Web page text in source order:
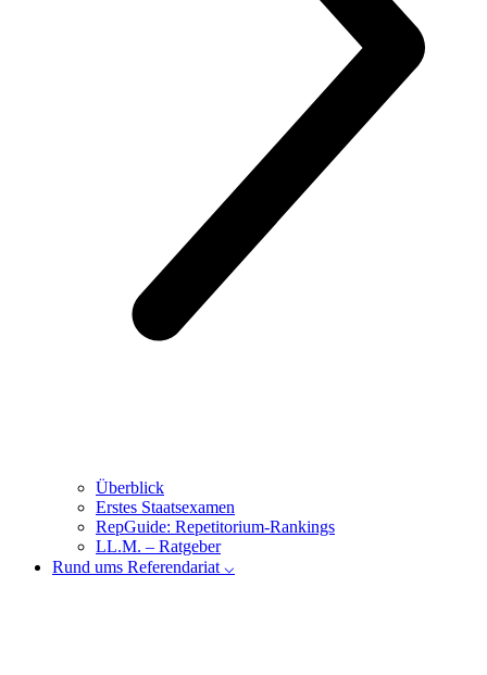
Überblick
Erstes Staatsexamen
RepGuide: Repetitorium-Rankings
LL.M. – Ratgeber
Rund ums Referendariat ⌵